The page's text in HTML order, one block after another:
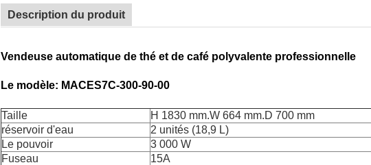
Description du produit
Vendeuse automatique de thé et de café polyvalente professionnelle
Le modèle: MACES7C-300-90-00
Taille
H 1830 mm.W 664 mm.D 700 mm
réservoir d'eau
2 unités (18,9 L)
Le pouvoir
3 000 W
Fuseau
15A